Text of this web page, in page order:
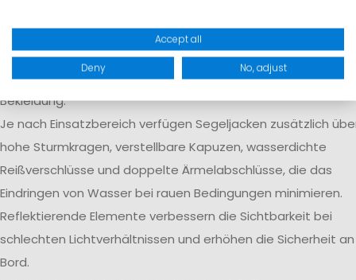
Körperfeuchtigkeit aktiv nach außen transportiert wird.
Verschweißte Nähte verhindern das Eindringen von Wasser
kritischen Stellen und erhöhen die langfristige Dichtigkeit der
Bekleidung.
Je nach Einsatzbereich verfügen Segeljacken zusätzlich
hohe Sturmkragen, verstellbare Kapuzen, wasserdichte
Reißverschlüsse und doppelte Ärmelabschlüsse, die das
Eindringen von Wasser bei rauen Bedingungen minimieren.
Reflektierende Elemente verbessern die Sichtbarkeit bei
schlechten Lichtverhältnissen und erhöhen die Sicherheit an
Bord.
Accept all
Deny No, adjust